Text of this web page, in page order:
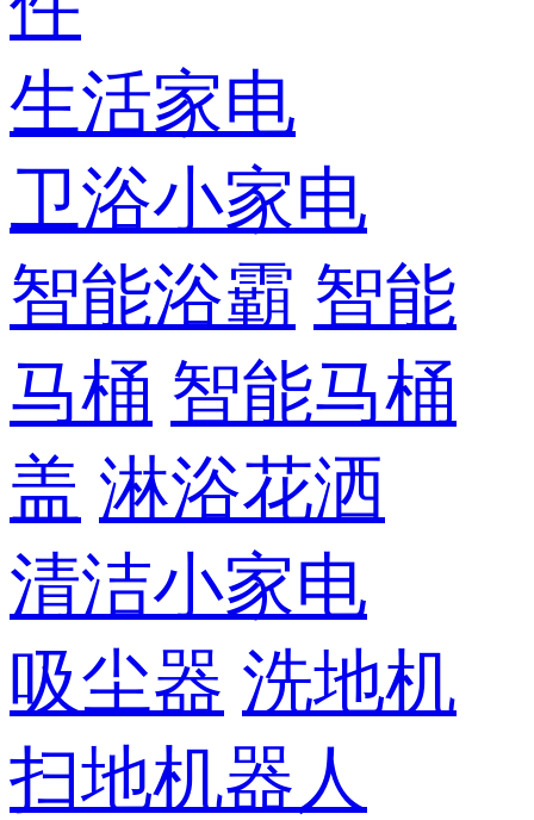
生活家电
卫浴小家电
智能浴霸 智能
马桶 智能马桶
盖 淋浴花洒
清洁小家电
吸尘器 洗地机
扫地机器人